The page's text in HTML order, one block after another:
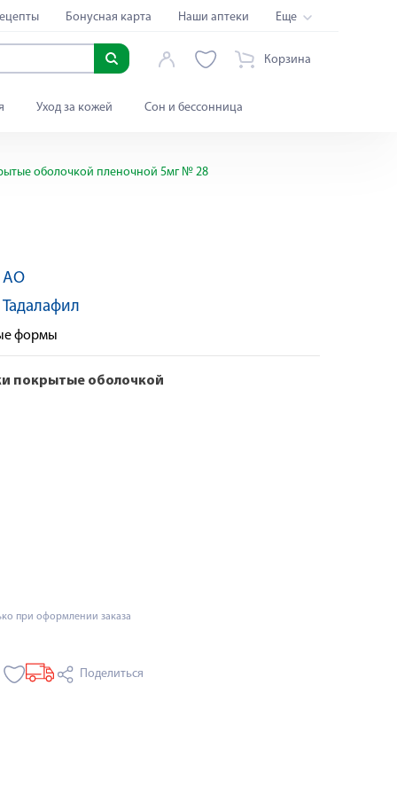
Бонусная карта Наши аптеки Еще
Корзина
Уход за кожей Сон и бессонница
оболочкой пленочной 5мг № 28
АО
Тадалафил
формы
покрытые оболочкой
при оформлении заказа
Поделиться